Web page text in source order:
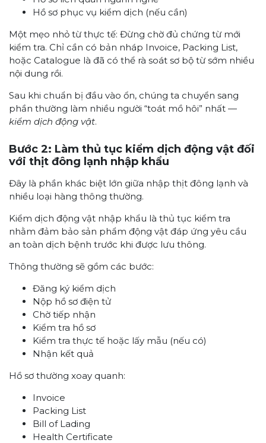
Hồ sơ phục vụ kiểm dịch (nếu cần)
Một mẹo nhỏ từ thực tế: Đừng chờ đủ chứng từ mới
kiểm tra. Chỉ cần có bản nháp Invoice, Packing List,
hoặc Catalogue là đã có thể rà soát sơ bộ từ sớm nhiều
nội dung rồi.
Sau khi chuẩn bị đầu vào ổn, chúng ta chuyển sang
phần thường làm nhiều người “toát mồ hôi” nhất —
kiểm dịch động vật.
Bước 2: Làm thủ tục kiểm dịch động vật đối
với thịt đông lạnh nhập khẩu
Đây là phần khác biệt lớn giữa nhập thịt đông lạnh và
nhiều loại hàng thông thường.
Kiểm dịch động vật nhập khẩu là thủ tục kiểm tra
nhằm đảm bảo sản phẩm động vật đáp ứng yêu cầu
an toàn dịch bệnh trước khi được lưu thông.
Thông thường sẽ gồm các bước:
Đăng ký kiểm dịch
Nộp hồ sơ điện tử
Chờ tiếp nhận
Kiểm tra hồ sơ
Kiểm tra thực tế hoặc lấy mẫu (nếu có)
Nhận kết quả
Hồ sơ thường xoay quanh:
Invoice
Packing List
Bill of Lading
Health Certificate